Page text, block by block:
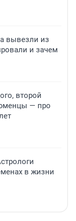
вывезли из
и зачем
второй
— про
в жизни